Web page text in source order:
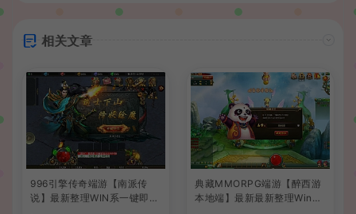
相关文章
996引擎传奇端游【南派传
说】最新整理WIN系一键即玩
典藏MMORPG端游【醉西游
本地端】最新最新整理Win系